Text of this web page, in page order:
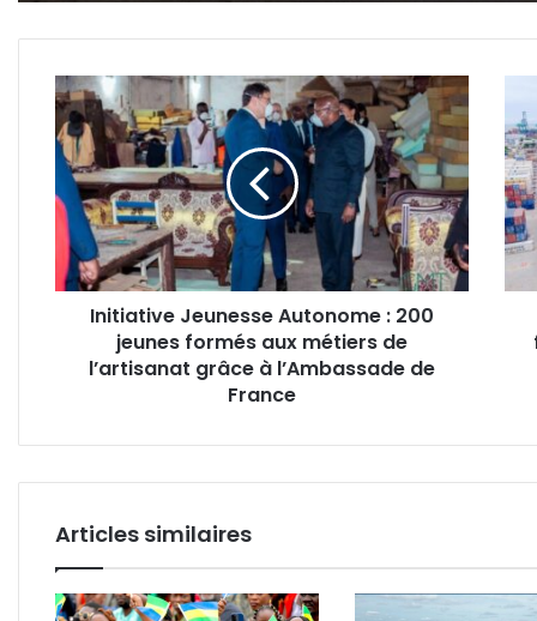
Initiative
Jeunesse
Autonome
200
jeunes
formés
aux
métiers
l’artisanat
grâce
Initiative Jeunesse Autonome : 200
jeunes formés aux métiers de
l’artisanat grâce à l’Ambassade de
France
la
de
par
la
Articles similaires